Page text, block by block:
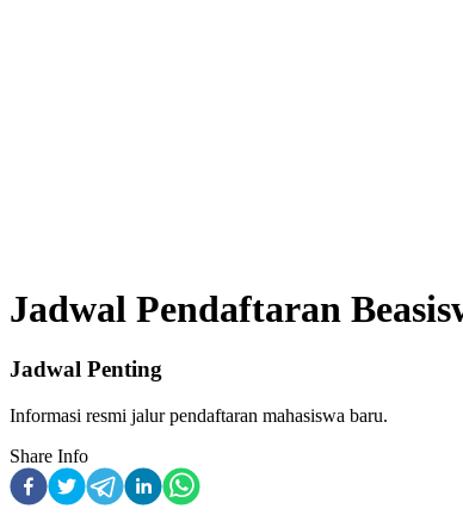
Jadwal Pendaftaran
Jadwal Penting
Informasi resmi jalur pendaftaran mahasiswa baru.
Share Info